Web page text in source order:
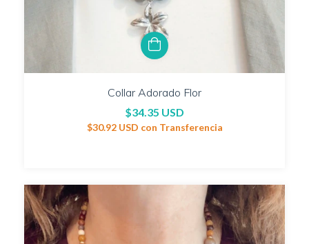
Collar Adorado Flor
$34.35 USD
$30.92 USD con Transferencia